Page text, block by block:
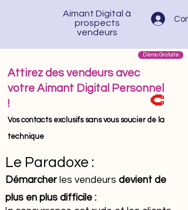
Aimant Digital à
prospects
vendeurs
Attirez des vendeurs avec
votre Aimant Digital Personnel
!
Vos contacts exclusifs sans vous soucier de la
technique
🧲
Démo Gratuite
Le Paradoxe :
Démarcher les vendeurs devient de
plus en plus difficile :